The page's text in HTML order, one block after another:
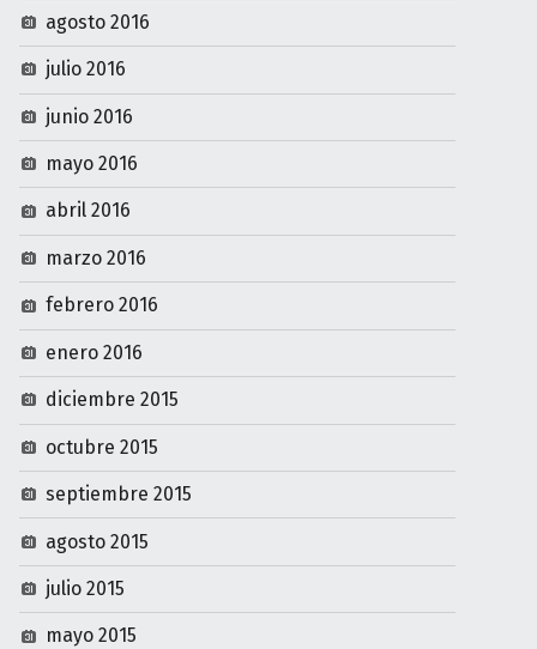
agosto 2016
julio 2016
junio 2016
mayo 2016
abril 2016
marzo 2016
febrero 2016
enero 2016
diciembre 2015
octubre 2015
septiembre 2015
agosto 2015
julio 2015
mayo 2015